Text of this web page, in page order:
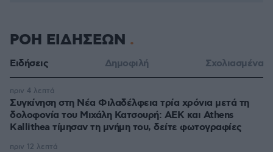
ΡΟΗ ΕΙΔΗΣΕΩΝ
Ειδήσεις Δημοφιλή Σχολιασμένα
Συγκίνηση στη Νέα Φιλαδέλφεια τρία χρόνια μετά τη
δολοφονία του Μιχάλη Κατσουρή: ΑΕΚ και Athens
Kallithea τίμησαν τη μνήμη του, δείτε φωτογραφίες
πριν 4 λεπτά
πριν 12 λεπτά